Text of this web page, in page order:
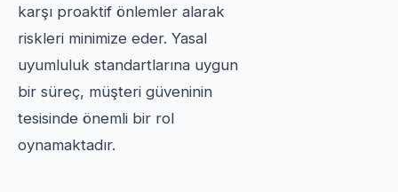
karşı proaktif önlemler alarak
riskleri minimize eder. Yasal
uyumluluk standartlarına uygun
bir süreç, müşteri güveninin
tesisinde önemli bir rol
oynamaktadır.